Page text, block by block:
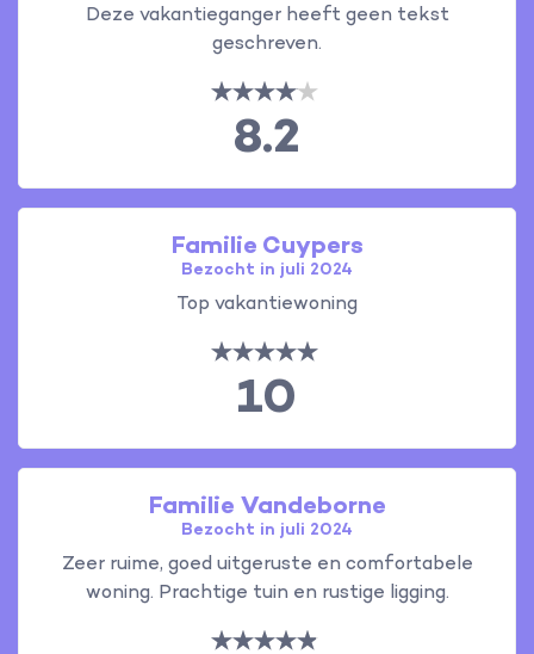
Deze vakantieganger heeft geen tekst
geschreven.
8.2
Familie Cuypers
Bezocht in juli 2024
Top vakantiewoning
10
Familie Vandeborne
Bezocht in juli 2024
Zeer ruime, goed uitgeruste en comfortabele
woning. Prachtige tuin en rustige ligging.